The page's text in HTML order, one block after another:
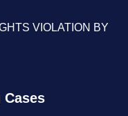
VIOLATION BY